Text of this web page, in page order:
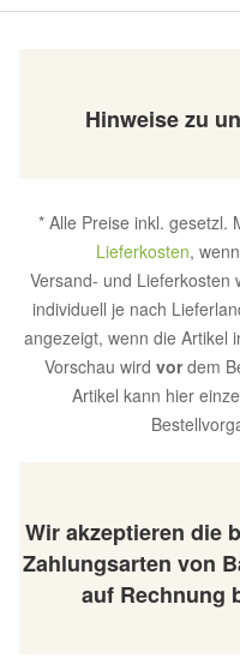
Hinweise zu
* Alle Preise inkl. gesetzl.
Lieferkosten,
Versand- und Lieferkosten
individuell je nach
angezeigt, wenn die Artikel
Vorschau wird vordem
Artikel kann hier
Wir akzeptieren die
Zahlungsarten von
auf Rechnung